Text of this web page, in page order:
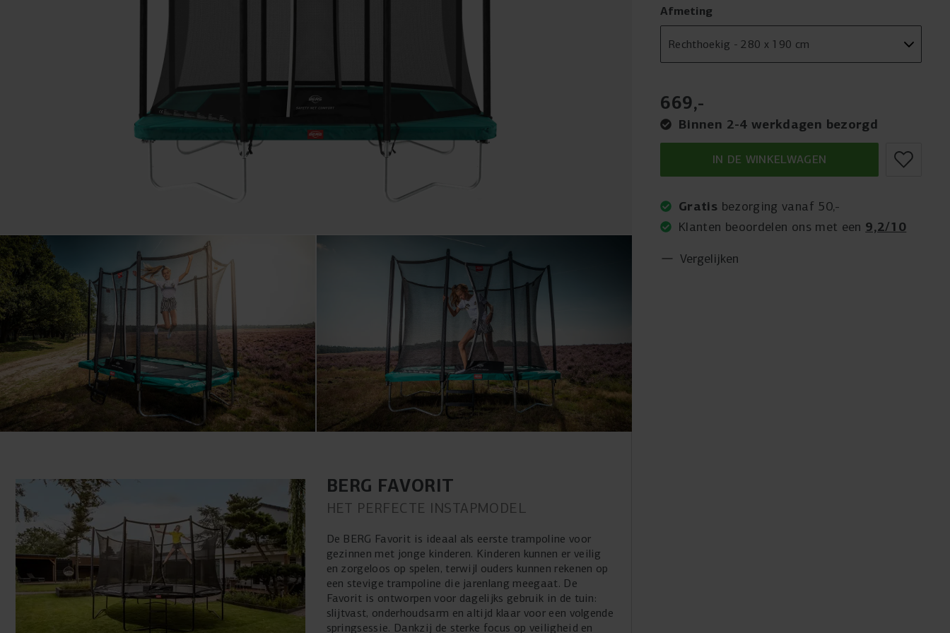
BERG FAVORIT
HET PERFECTE INSTAPMODEL
De BERG Favorit is ideaal als eerste trampoline voor
gezinnen met jonge kinderen. Kinderen kunnen er veilig
en zorgeloos op spelen, terwijl ouders kunnen rekenen op
een stevige trampoline die jarenlang meegaat. De
Favorit is ontworpen voor dagelijks gebruik in de tuin:
slijtvast, onderhoudsarm en altijd klaar voor een volgende
springsessie. Dankzij de sterke focus op veiligheid en
Afmeting
669,-
Binnen 2-4 werkdagen bezorgd
IN DE WINKELWAGEN
Gratis bezorging vanaf 50,-
Klanten beoordelen ons met een 9,2/10
Vergelijken